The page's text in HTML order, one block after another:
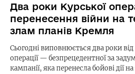
Два роки Курської
перенесення війни на
злам планів Кремля
Сьогодні виповнюється два роки від
операції — безпрецедентної за
кампанії, яка перенесла бойові дії